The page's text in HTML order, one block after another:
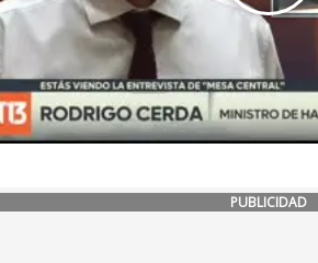
PUBLICIDAD